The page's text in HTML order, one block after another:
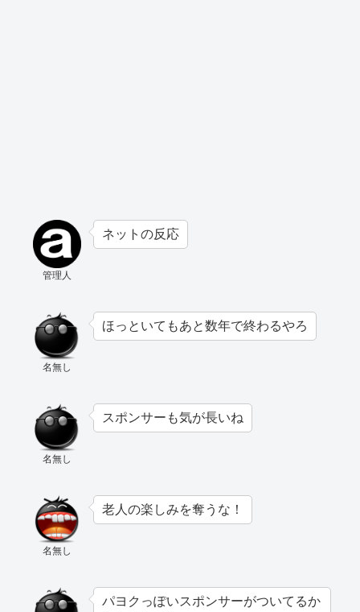
管理人
ネットの反応
名無し
ほっといてもあと数年で終わるやろ
名無し
スポンサーも気が長いね
名無し
老人の楽しみを奪うな！
パヨクっぽいスポンサーがついてるか